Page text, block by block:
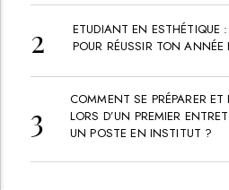
ETUDIANT EN ESTHÉTIQUE
POUR RÉUSSIR TON ANNÉE
COMMENT SE PRÉPARER ET
LORS D’UN PREMIER
UN POSTE EN INSTITUT ?